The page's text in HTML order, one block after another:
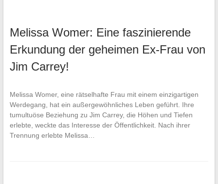
Melissa Womer: Eine faszinierende
Erkundung der geheimen Ex-Frau von
Jim Carrey!
Melissa Womer, eine rätselhafte Frau mit einem einzigartigen
Werdegang, hat ein außergewöhnliches Leben geführt. Ihre
tumultuöse Beziehung zu Jim Carrey, die Höhen und Tiefen
erlebte, weckte das Interesse der Öffentlichkeit. Nach ihrer
Trennung erlebte Melissa…